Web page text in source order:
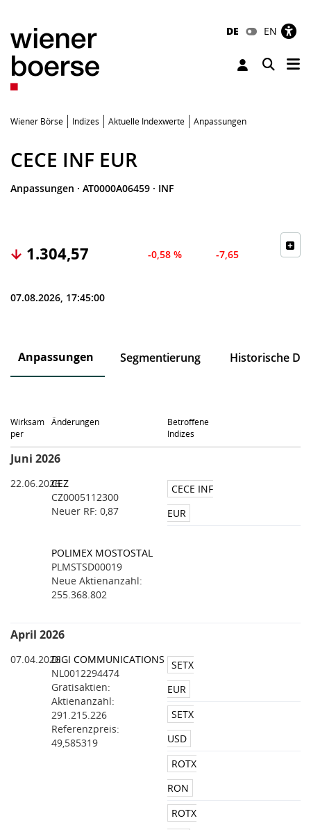
DE EN
Toggle
Wiener Börse Indizes Aktuelle Indexwerte Anpassungen
CECE INF EUR
Anpassungen · AT0000A06459 · INF
1.304,57 -0,58 % -7,65
07.08.2026, 17:45:00
Anpassungen Segmentierung Historische
Wirksam
per
Änderungen
Betroffene
Indizes
Juni 2026
22.06.2026CEZ
CZ0005112300
Neuer RF: 0,87
POLIMEX MOSTOSTAL
PLMSTSD00019
Neue Aktienanzahl:
255.368.802
CECE INF
EUR
April 2026
07.04.2026DIGI COMMUNICATIONS
NL0012294474
Gratisaktien:
Aktienanzahl:
291.215.226
Referenzpreis:
49,585319
SETX
EUR
SETX
USD
ROTX
RON
ROTX